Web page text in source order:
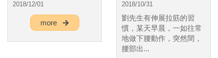
2018/12/01
more
2018/10/31
劉先生有伸展拉筋的習
慣，某天早晨，一如往常
地做下腰動作，突然間，
腰部出...